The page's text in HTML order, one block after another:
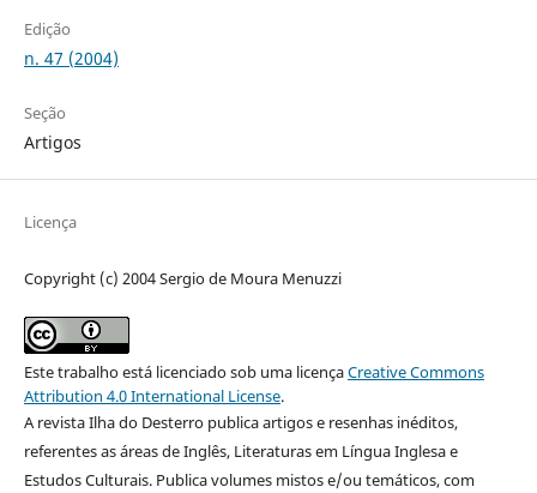
Edição
n. 47 (2004)
Seção
Artigos
Licença
Copyright (c) 2004 Sergio de Moura Menuzzi
Este trabalho está licenciado sob uma licençaCreative Commons
Attribution 4.0 International License.
A revista Ilha do Desterro publica artigos e resenhas inéditos,
referentes as áreas de Inglês, Literaturas em Língua Inglesa e
Estudos Culturais. Publica volumes mistos e/ou temáticos, com